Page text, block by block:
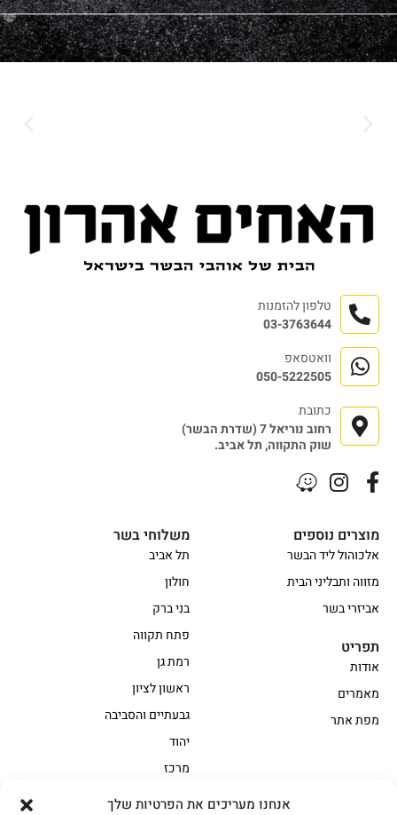
אנחנו מעריכים את הפרטיות שלך
משלוחי בשר
תל אביב
חולון
בני ברק
פתח תקווה
רמת גן
ראשון לציון
גבעתיים והסביבה
יהוד
מרכז
מוצרים נוספים
אלכוהול ליד הבשר
מזווה ותבליני הבית
אביזרי בשר
תפריט
אודות
מאמרים
מפת אתר
טלפון להזמנות
03-3763644
וואטסאפ
050-5222505
כתובת
רחוב נוריאל 7 (שדרת הבשר)
שוק התקווה, תל אביב.